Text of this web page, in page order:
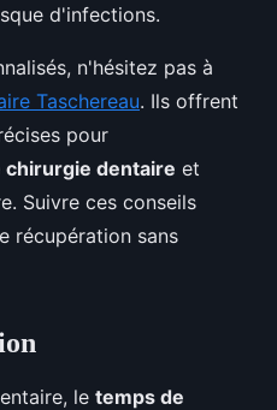
d'infections.
n'hésitez pas à
Taschereau. Ils offrent
pour
chirurgie dentaire et
Suivre ces conseils
récupération sans
le temps de